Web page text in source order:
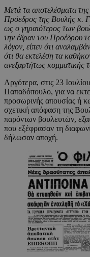
Μετά τα αποτελέσματα
Πρόεδρος της Βουλής κ.
ως ο γηραιότερος των
την έδραν του Προέδρου
λόγον, είπεν ότι
ότι θα εκτελέση τα
ανεξαρτήτως κομματικής
Αργότερα, στις 23
Παπαδόπουλο, για να
προσωρινής απουσίας ή
σχετική απόφαση της
παρόντων βουλευτών,
που εξέφρασαν τη
δήλωσαν αποχή.